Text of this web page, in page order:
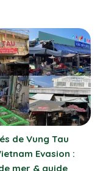
Battambang
paysages typiques &
guide voyage